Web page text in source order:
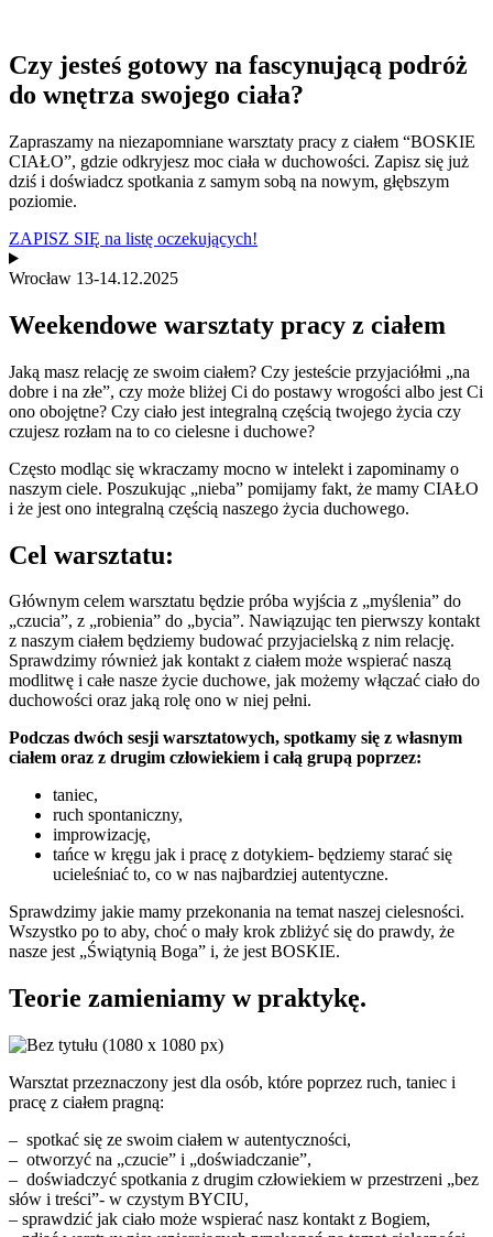
Czy jesteś gotowy na fascynującą podróż
do wnętrza swojego ciała?
Zapraszamy na niezapomniane warsztaty pracy z ciałem “BOSKIE
CIAŁO”, gdzie odkryjesz moc ciała w duchowości. Zapisz się już
dziś i doświadcz spotkania z samym sobą na nowym, głębszym
poziomie.
ZAPISZ SIĘ na listę oczekujących!
Wrocław 13-14.12.2025
Weekendowe warsztaty pracy z ciałem
Jaką masz relację ze swoim ciałem? Czy jesteście przyjaciółmi „na
dobre i na złe”, czy może bliżej Ci do postawy wrogości albo jest Ci
ono obojętne? Czy ciało jest integralną częścią twojego życia czy
czujesz rozłam na to co cielesne i duchowe?
Często modląc się wkraczamy mocno w intelekt i zapominamy o
naszym ciele. Poszukując „nieba” pomijamy fakt, że mamy CIAŁO
i że jest ono integralną częścią naszego życia duchowego.
Cel warsztatu:
Głównym celem warsztatu będzie próba wyjścia z „myślenia” do
„czucia”, z „robienia” do „bycia”. Nawiązując ten pierwszy kontakt
z naszym ciałem będziemy budować przyjacielską z nim relację.
Sprawdzimy również jak kontakt z ciałem może wspierać naszą
modlitwę i całe nasze życie duchowe, jak możemy włączać ciało do
duchowości oraz jaką rolę ono w niej pełni.
Podczas dwóch sesji warsztatowych, spotkamy się z własnym
ciałem oraz z drugim człowiekiem i całą grupą poprzez:
taniec,
ruch spontaniczny,
improwizację,
tańce w kręgu jak i pracę z dotykiem- będziemy starać się
ucieleśniać to, co w nas najbardziej autentyczne.
Sprawdzimy jakie mamy przekonania na temat naszej cielesności.
Wszystko po to aby, choć o mały krok zbliżyć się do prawdy, że
nasze jest „Świątynią Boga” i, że jest BOSKIE.
Teorie zamieniamy w praktykę.
Warsztat przeznaczony jest dla osób, które poprzez ruch, taniec i
pracę z ciałem pragną:
– spotkać się ze swoim ciałem w autentyczności,
– otworzyć na „czucie” i „doświadczanie”,
– doświadczyć spotkania z drugim człowiekiem w przestrzeni „bez
słów i treści”- w czystym BYCIU,
– sprawdzić jak ciało może wspierać nasz kontakt z Bogiem,